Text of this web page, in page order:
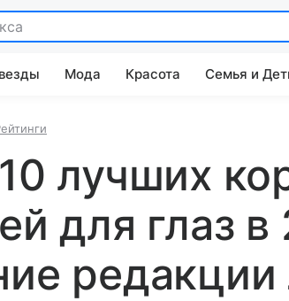
Мода Красота Семья и
лучших
для глаз